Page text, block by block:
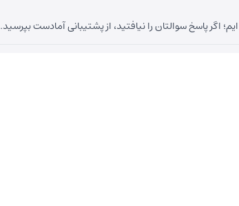
اگر پاسخ سوالتان را نیافتید، از پشتیبانی آمادست بپرسید.